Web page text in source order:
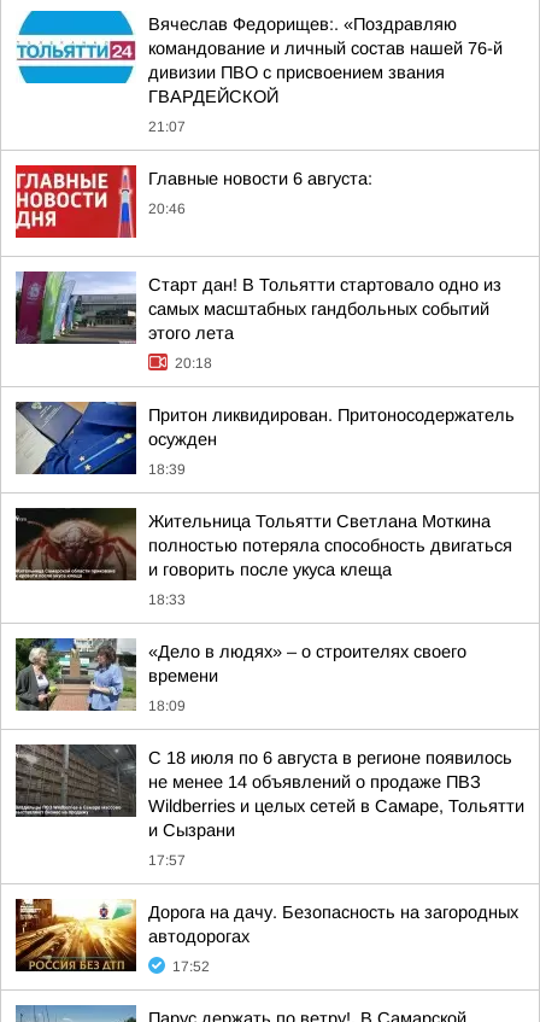
Вячеслав Федорищев:. «Поздравляю
командование и личный состав нашей 76-й
дивизии ПВО с присвоением звания
ГВАРДЕЙСКОЙ
21:07
Главные новости 6 августа:
20:46
Старт дан! В Тольятти стартовало одно из
самых масштабных гандбольных событий
этого лета
20:18
Притон ликвидирован. Притоносодержатель
осужден
18:39
Жительница Тольятти Светлана Моткина
полностью потеряла способность двигаться
и говорить после укуса клеща
18:33
«Дело в людях» – о строителях своего
времени
18:09
С 18 июля по 6 августа в регионе появилось
не менее 14 объявлений о продаже ПВЗ
Wildberries и целых сетей в Самаре, Тольятти
и Сызрани
17:57
Дорога на дачу. Безопасность на загородных
автодорогах
17:52